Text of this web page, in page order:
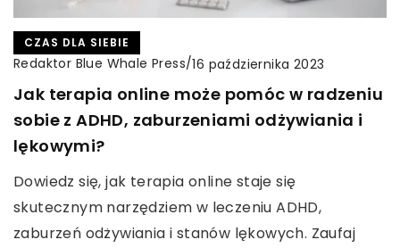
CZAS DLA SIEBIE
Redaktor Blue Whale Press/16 października 2023
Jak terapia online może pomóc w radzeniu
sobie z ADHD, zaburzeniami odżywiania i
lękowymi?
Dowiedz się, jak terapia online staje się
skutecznym narzędziem w leczeniu ADHD,
zaburzeń odżywiania i stanów lękowych. Zaufaj